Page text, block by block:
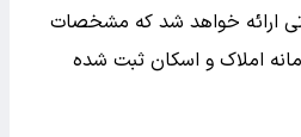
ارائه خواهد شد که مشخصات
املاک و اسکان ثبت شده